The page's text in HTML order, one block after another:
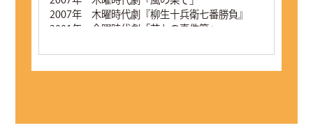
2007年 木曜時代劇『柳生十兵衛七番勝負』
2001年 金曜時代劇「茂七の事件簿」
■NTV
2013年 木曜ミステリーシアター「お助け屋☆